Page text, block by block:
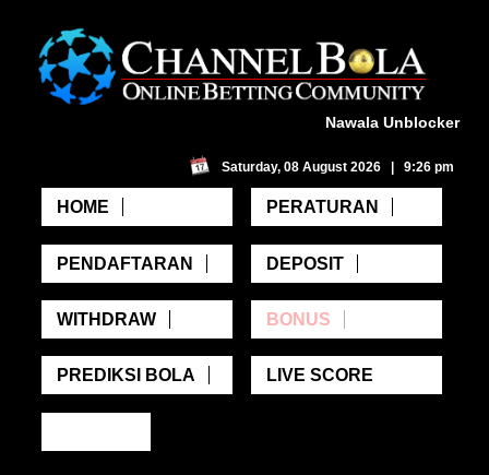
Nawala Unblocker
Saturday, 08 August 2026 | 9:26 pm
HOME PERATURAN
PENDAFTARAN DEPOSIT
WITHDRAW BONUS
PREDIKSI BOLA LIVE SCORE